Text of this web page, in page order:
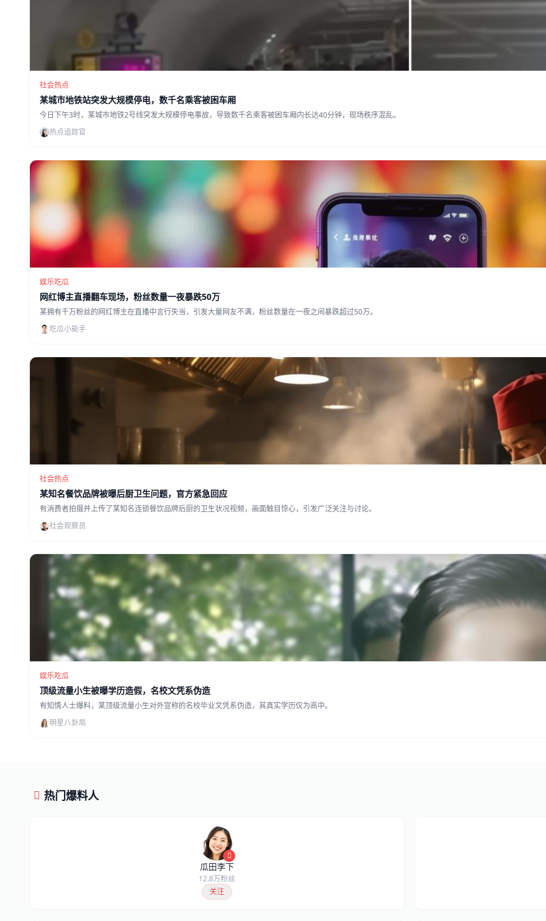
社会热点
某城市地铁站突发大规模停电，数千名乘客被困车厢
今日下午3时，某城市地铁2号线突发大规模停电事故，导致数千名乘客被困车厢内长达40分钟，现场秩序混乱。
热点追踪官
娱乐吃瓜
网红博主直播翻车现场，粉丝数量一夜暴跌50万
某拥有千万粉丝的网红博主在直播中言行失当，引发大量网友不满，粉丝数量在一夜之间暴跌超过50万。
吃瓜小能手
社会热点
某知名餐饮品牌被曝后厨卫生问题，官方紧急回应
有消费者拍摄并上传了某知名连锁餐饮品牌后厨的卫生状况视频，画面触目惊心，引发广泛关注与讨论。
社会观察员
娱乐吃瓜
顶级流量小生被曝学历造假，名校文凭系伪造
有知情人士爆料，某顶级流量小生对外宣称的名校毕业文凭系伪造，其真实学历仅为高中。
明星八卦局
热门爆料人
瓜田李下
12.8万粉丝
关注